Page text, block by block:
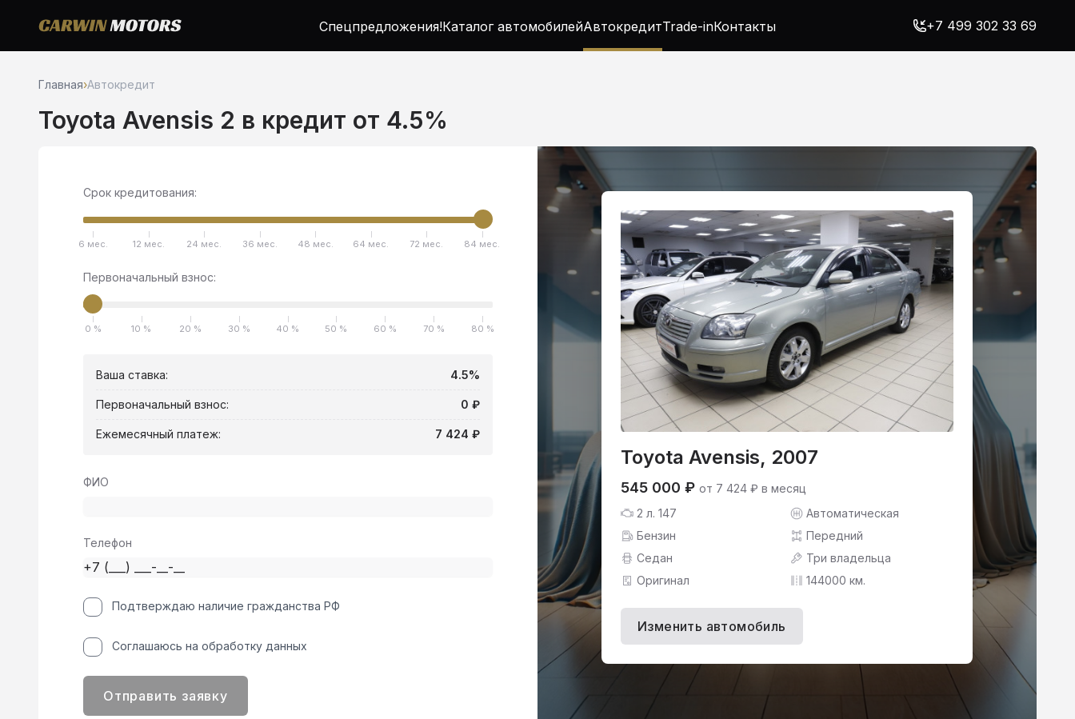
Спецпредложения!Каталог автомобилейАвтокредитTrade-inКонтакты +7 499 302 33 69
Главная›Автокредит
Toyota Avensis 2 в кредит от 4.5%
Toyota Avensis, 2007
545 000 ₽ от 7 424 ₽ в месяц
2 л. 147
Автоматическая
Бензин
Передний
Седан
Три владельца
Оригинал
144000 км.
Изменить автомобиль
Срок кредитования:
6 мес. 12 мес. 24 мес. 36 мес. 48 мес. 64 мес. 72 мес. 84 мес.
Первоначальный взнос:
0 % 10 % 20 % 30 % 40 % 50 % 60 % 70 % 80 %
Ваша ставка: 4.5%
Первоначальный взнос: 0 ₽
Ежемесячный платеж: 7 424 ₽
ФИО
Телефон
Подтверждаю наличие гражданства РФ
Соглашаюсь на обработку данных
Отправить заявку